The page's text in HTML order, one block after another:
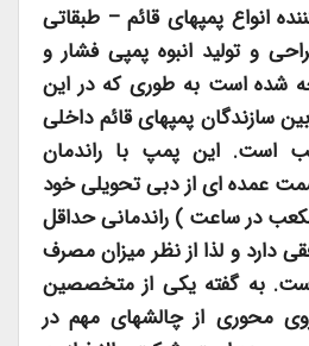
انواع پمپهای قائم– طبقاتی
و تولید انبوه پمپی فشار و
شده است به طوری که در این
سازندگان پمپهای قائم داخلی
است. این پمپ با راندمان
70% در قسمت عمده ای از دبی تحویلی خود
الی 30 متر مکعب در ساعت ) راندمانی حداقل
افقی دارد و لذا از نظر میزان مصرف
به گفته یکی از متخصصین
محوری از چالشهای مهم در